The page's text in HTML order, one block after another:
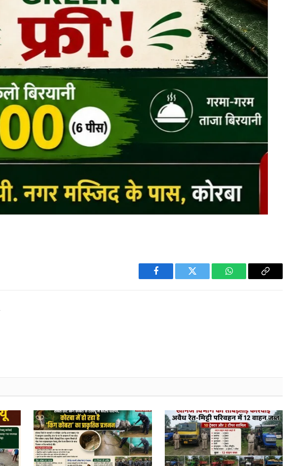
Facebook Twitter WhatsAppCopy